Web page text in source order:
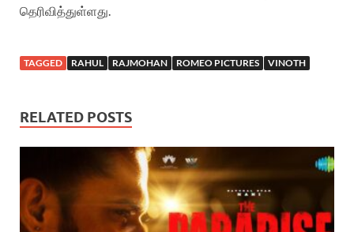
தெரிவித்துள்ளது.
TAGGED RAHUL RAJMOHAN ROMEO PICTURES VINOTH
RELATED POSTS